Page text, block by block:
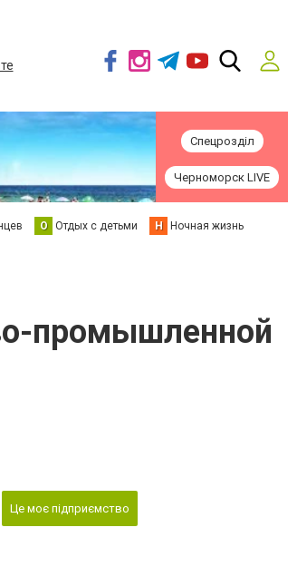
Спецрозділ
Черноморск LIVE
О Отдых с детьми Н Ночная жизнь
промышленной
Це моє підприємство